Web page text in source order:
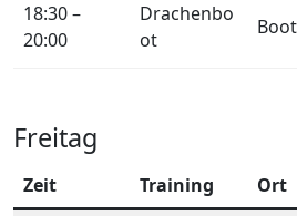
18:30 –
20:00
Drachenbo
ot
Freitag
Zeit Training Ort